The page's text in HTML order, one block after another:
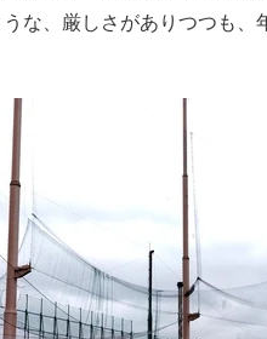
うな、厳しさがありつつも